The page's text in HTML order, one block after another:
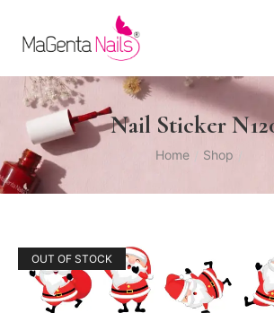
Nail Sticker
Home Shop
OUT OF STOCK